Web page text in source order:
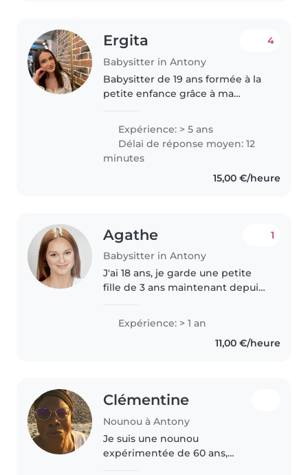
Ergita
Babysitter in Antony
4
Babysitter de 19 ans formée à la
petite enfance grâce à ma
Sérieuse, douce et attentive, je
suis disponible en journée, en..
Expérience: > 5 ans
Délai de réponse moyen: 12
minutes
15,00 €/heure
Agathe
Babysitter in Antony
1
J'ai 18 ans, je garde une petite
fille de 3 ans maintenant depuis
stage en relay petite enfance. Je
suis une personne responsable,
Expérience: > 1 an
11,00 €/heure
Clémentine
Nounou à Antony
Je suis une nounou
expérimentée de 60 ans,